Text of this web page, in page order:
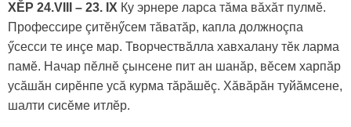
ХӖР 24.VIII – 23. IX Ку эрнере ларса тăма вăхăт пулмӗ.
Профессире çитӗнӳсем тăватăр, капла должноçпа
ӳсесси те инçе мар. Творчествăлла хавхалану тӗк ларма
памӗ. Начар пӗлнӗ çынсене пит ан шанăр, вӗсем харпăр
усăшăн сирӗнпе усă курма тăрăшӗç. Хăвăрăн туйăмсене,
шалти сисӗме итлӗр.